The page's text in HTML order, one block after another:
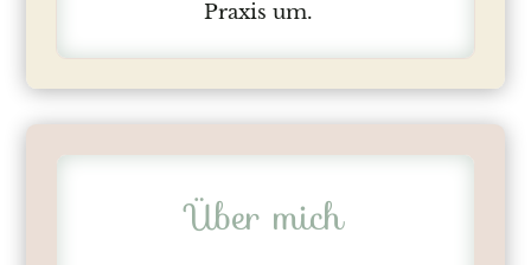
Praxis um.
Über mich